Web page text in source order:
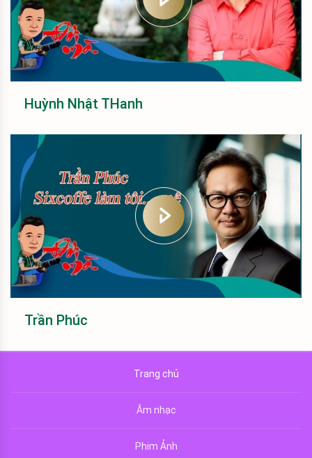
Huỳnh Nhật THanh
Trần Phúc
Trang chủ
Âm nhạc
Phim Ảnh